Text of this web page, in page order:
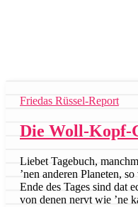
Friedas Rüssel-Report
Die Woll-Kopf-
Liebet Tagebuch,
’nen anderen Planeten,
Ende des Tages sind dat
von denen nervt wie ’ne